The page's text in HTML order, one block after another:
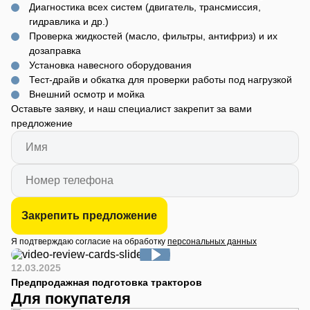
Диагностика всех систем (двигатель, трансмиссия,
гидравлика и др.)
Проверка жидкостей (масло, фильтры, антифриз) и их
дозаправка
Установка навесного оборудования
Тест-драйв и обкатка для проверки работы под нагрузкой
Внешний осмотр и мойка
Оставьте заявку, и наш специалист закрепит за вами
предложение
Закрепить предложение
Я подтверждаю согласие на обработку персональных данных
12.03.2025
Предпродажная подготовка тракторов
Для покупателя